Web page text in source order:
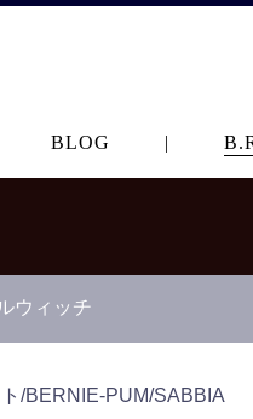
BLOG |
ウィッチ
/BERNIE-PUM/SABBIA